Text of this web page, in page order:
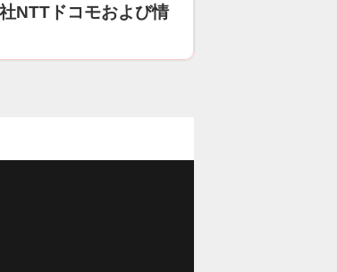
NTTドコモおよび情